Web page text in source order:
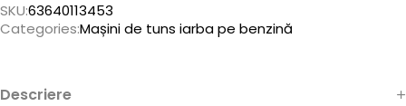
SKU:63640113453
Categories:Mașini de tuns iarba pe benzină
Descriere